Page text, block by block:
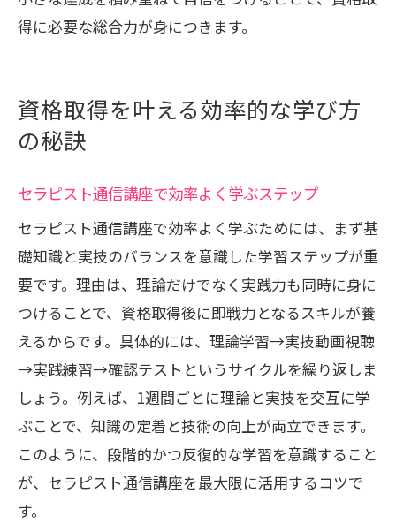
得に必要な総合力が身につきます。
資格取得を叶える効率的な学び方
の秘訣
セラピスト通信講座で効率よく学ぶステップ
セラピスト通信講座で効率よく学ぶためには、まず基
礎知識と実技のバランスを意識した学習ステップが重
要です。理由は、理論だけでなく実践力も同時に身に
つけることで、資格取得後に即戦力となるスキルが養
えるからです。具体的には、理論学習→実技動画視聴
→実践練習→確認テストというサイクルを繰り返しま
しょう。例えば、1週間ごとに理論と実技を交互に学
ぶことで、知識の定着と技術の向上が両立できます。
このように、段階的かつ反復的な学習を意識すること
が、セラピスト通信講座を最大限に活用するコツで
す。